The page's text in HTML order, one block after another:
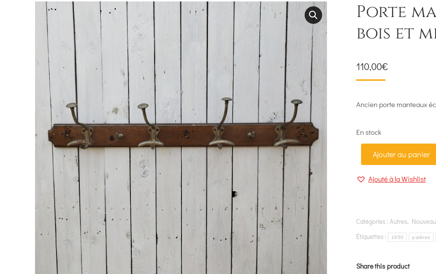
Porte
bois et
110,00€
Ancien porte manteaux
En stock
Ajouter au panier
Ajouté à la Wishlist
Catégories : Autres,
Étiquettes :
1950 patères
Share this product